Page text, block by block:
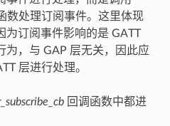
数处理订阅事件。这里体现
为订阅事件影响的是 GATT
为，与 GAP 层无关，因此应
层进行处理。
回调函数中都进